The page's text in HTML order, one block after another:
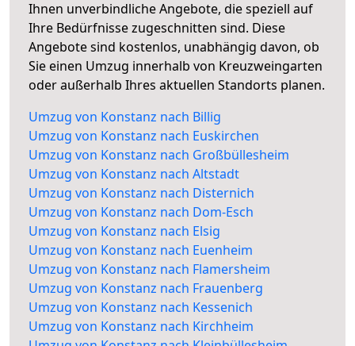
Ihnen unverbindliche Angebote, die speziell auf
Ihre Bedürfnisse zugeschnitten sind. Diese
Angebote sind kostenlos, unabhängig davon, ob
Sie einen Umzug innerhalb von Kreuzweingarten
oder außerhalb Ihres aktuellen Standorts planen.
Umzug von Konstanz nach Billig
Umzug von Konstanz nach Euskirchen
Umzug von Konstanz nach Großbüllesheim
Umzug von Konstanz nach Altstadt
Umzug von Konstanz nach Disternich
Umzug von Konstanz nach Dom-Esch
Umzug von Konstanz nach Elsig
Umzug von Konstanz nach Euenheim
Umzug von Konstanz nach Flamersheim
Umzug von Konstanz nach Frauenberg
Umzug von Konstanz nach Kessenich
Umzug von Konstanz nach Kirchheim